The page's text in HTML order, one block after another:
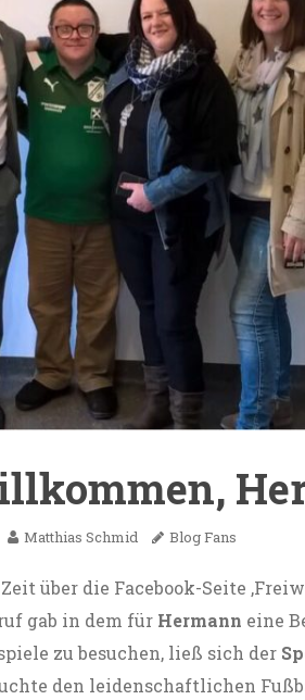
Matthias Schmid BlogFans
über die Facebook-Seite
gab in dem für Hermann eine
zu besuchen, ließ sich der
den leidenschaftlichen